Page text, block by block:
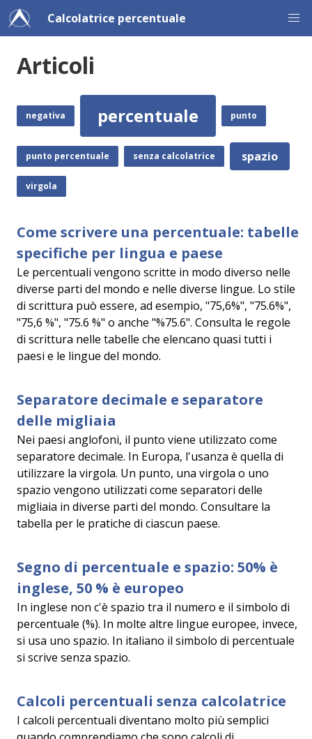
Calcolatrice percentuale
Articoli
negativa percentuale punto
punto percentuale senza calcolatrice spazio
virgola
Come scrivere una percentuale: tabelle
specifiche per lingua e paese
Le percentuali vengono scritte in modo diverso nelle
diverse parti del mondo e nelle diverse lingue. Lo stile
di scrittura può essere, ad esempio, "75,6%", "75.6%",
"75,6 %", "75.6 %" o anche "%75.6". Consulta le regole
di scrittura nelle tabelle che elencano quasi tutti i
paesi e le lingue del mondo.
Separatore decimale e separatore
delle migliaia
Nei paesi anglofoni, il punto viene utilizzato come
separatore decimale. In Europa, l'usanza è quella di
utilizzare la virgola. Un punto, una virgola o uno
spazio vengono utilizzati come separatori delle
migliaia in diverse parti del mondo. Consultare la
tabella per le pratiche di ciascun paese.
Segno di percentuale e spazio: 50% è
inglese, 50 % è europeo
In inglese non c'è spazio tra il numero e il simbolo di
percentuale (%). In molte altre lingue europee, invece,
si usa uno spazio. In italiano il simbolo di percentuale
si scrive senza spazio.
Calcoli percentuali senza calcolatrice
I calcoli percentuali diventano molto più semplici